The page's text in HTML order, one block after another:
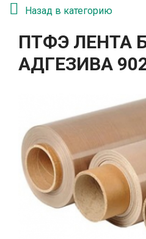
Назад в категорию
ПТФЭ ЛЕНТА
АДГЕЗИВА